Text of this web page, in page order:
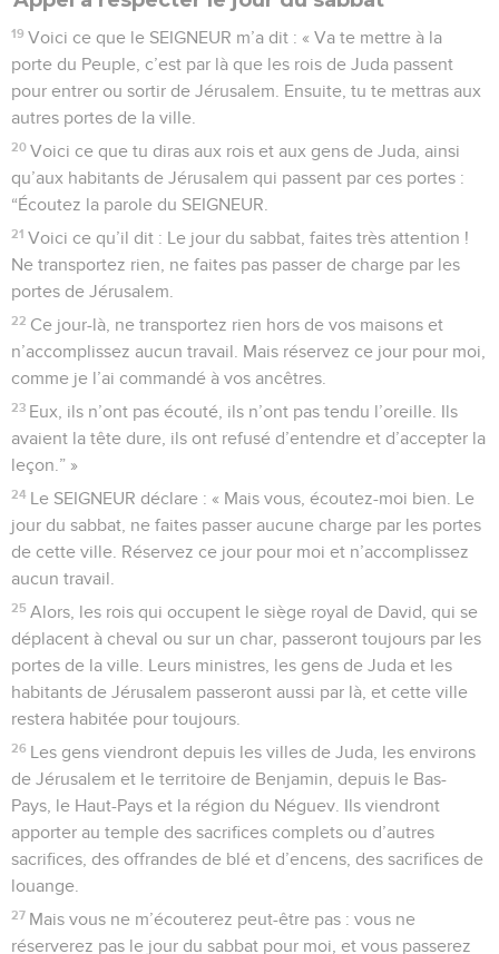
19 Voici ce que le SEIGNEUR m’a dit : « Va te mettre à la
porte du Peuple, c’est par là que les rois de Juda passent
pour entrer ou sortir de Jérusalem. Ensuite, tu te mettras aux
autres portes de la ville.
20 Voici ce que tu diras aux rois et aux gens de Juda, ainsi
qu’aux habitants de Jérusalem qui passent par ces portes :
“Écoutez la parole du SEIGNEUR.
21 Voici ce qu’il dit : Le jour du sabbat, faites très attention !
Ne transportez rien, ne faites pas passer de charge par les
portes de Jérusalem.
22 Ce jour-là, ne transportez rien hors de vos maisons et
n’accomplissez aucun travail. Mais réservez ce jour pour moi,
comme je l’ai commandé à vos ancêtres.
23 Eux, ils n’ont pas écouté, ils n’ont pas tendu l’oreille. Ils
avaient la tête dure, ils ont refusé d’entendre et d’accepter la
leçon.” »
24 Le SEIGNEUR déclare : « Mais vous, écoutez-moi bien. Le
jour du sabbat, ne faites passer aucune charge par les portes
de cette ville. Réservez ce jour pour moi et n’accomplissez
aucun travail.
25 Alors, les rois qui occupent le siège royal de David, qui se
déplacent à cheval ou sur un char, passeront toujours par les
portes de la ville. Leurs ministres, les gens de Juda et les
habitants de Jérusalem passeront aussi par là, et cette ville
restera habitée pour toujours.
26 Les gens viendront depuis les villes de Juda, les environs
de Jérusalem et le territoire de Benjamin, depuis le Bas-
Pays, le Haut-Pays et la région du Néguev. Ils viendront
apporter au temple des sacrifices complets ou d’autres
sacrifices, des offrandes de blé et d’encens, des sacrifices de
louange.
27 Mais vous ne m’écouterez peut-être pas : vous ne
réserverez pas le jour du sabbat pour moi, et vous passerez